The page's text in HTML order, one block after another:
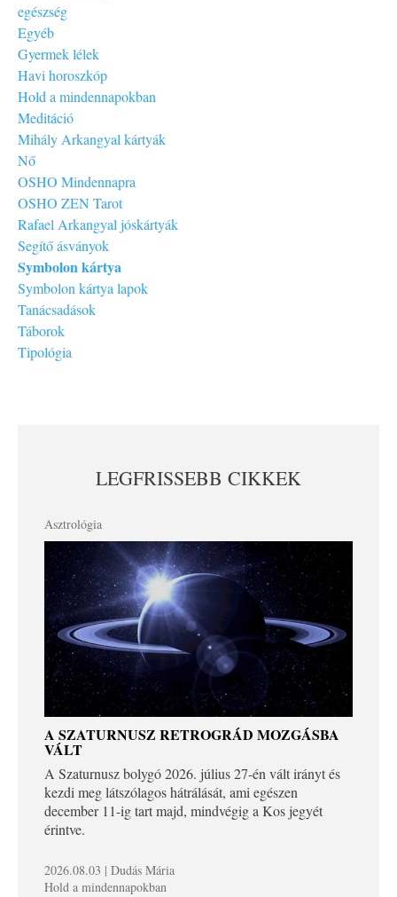
egészség
Egyéb
Gyermek lélek
Havi horoszkóp
Hold a mindennapokban
Meditáció
Mihály Arkangyal kártyák
Nő
OSHO Mindennapra
OSHO ZEN Tarot
Rafael Arkangyal jóskártyák
Segítő ásványok
Symbolon kártya
Symbolon kártya lapok
Tanácsadások
Táborok
Tipológia
LEGFRISSEBB CIKKEK
Asztrológia
A SZATURNUSZ RETROGRÁD MOZGÁSBA
VÁLT
A Szaturnusz bolygó 2026. július 27-én vált irányt és
kezdi meg látszólagos hátrálását, ami egészen
december 11-ig tart majd, mindvégig a Kos jegyét
érintve.
2026.08.03 | Dudás Mária
Hold a mindennapokban